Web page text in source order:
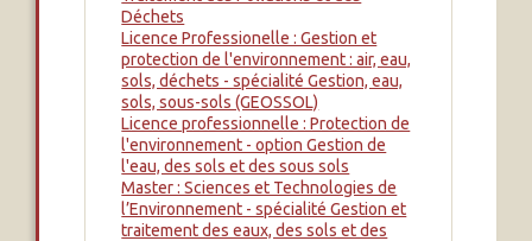
Déchets
Licence Professionelle : Gestion et
protection de l'environnement : air, eau,
sols, déchets - spécialité Gestion, eau,
sols, sous-sols (GEOSSOL)
Licence professionnelle : Protection de
l'environnement - option Gestion de
l'eau, des sols et des sous sols
Master : Sciences et Technologies de
l’Environnement - spécialité Gestion et
traitement des eaux, des sols et des